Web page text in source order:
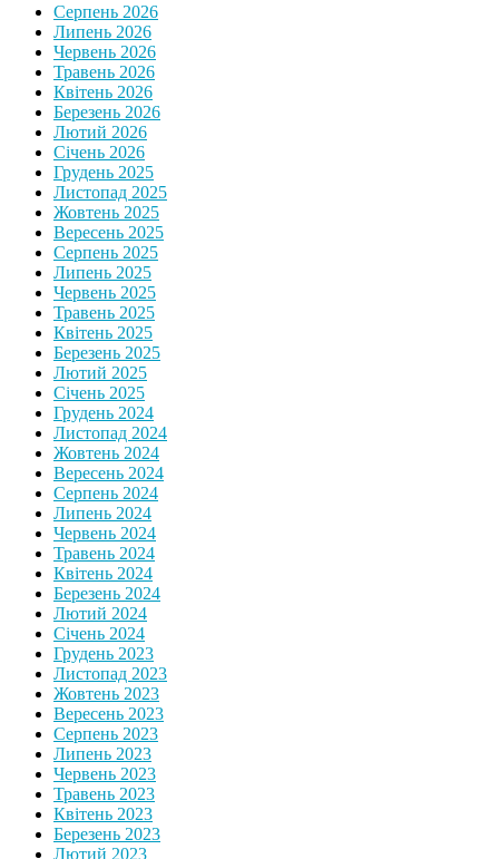
Серпень 2026
Липень 2026
Червень 2026
Травень 2026
Квітень 2026
Березень 2026
Лютий 2026
Січень 2026
Грудень 2025
Листопад 2025
Жовтень 2025
Вересень 2025
Серпень 2025
Липень 2025
Червень 2025
Травень 2025
Квітень 2025
Березень 2025
Лютий 2025
Січень 2025
Грудень 2024
Листопад 2024
Жовтень 2024
Вересень 2024
Серпень 2024
Липень 2024
Червень 2024
Травень 2024
Квітень 2024
Березень 2024
Лютий 2024
Січень 2024
Грудень 2023
Листопад 2023
Жовтень 2023
Вересень 2023
Серпень 2023
Липень 2023
Червень 2023
Травень 2023
Квітень 2023
Березень 2023
Лютий 2023